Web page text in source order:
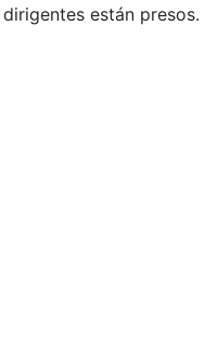
están presos.